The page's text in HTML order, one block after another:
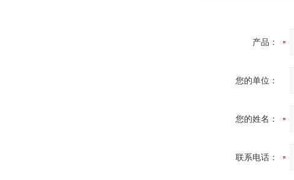
产品：
您的单位：
您的姓名：
联系电话：